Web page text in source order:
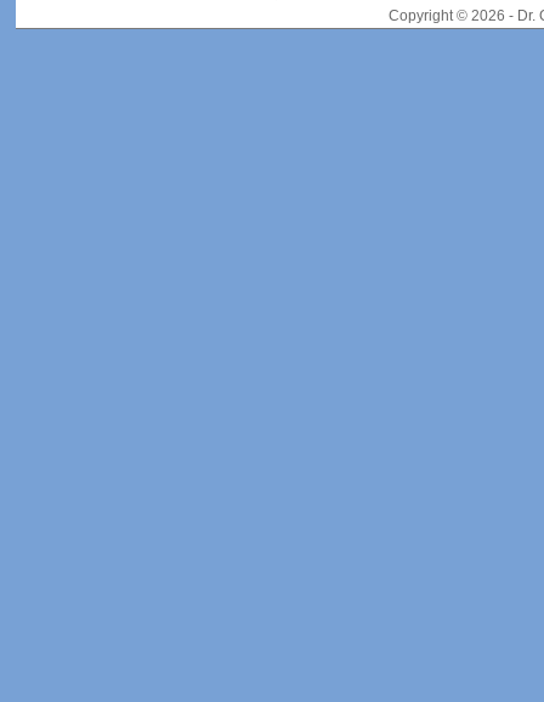
Copyright © 2026 - Dr.